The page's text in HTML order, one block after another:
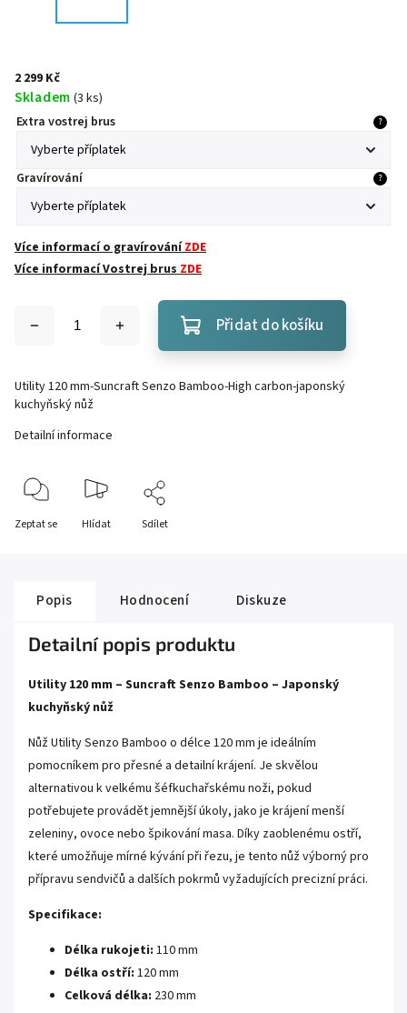
2 299 Kč
Skladem (3 ks)
Extra vostrej brus
?
Gravírování ?
Více informací o gravírováníZDE
Více informací Vostrej brusZDE
Přidat do košíku
Utility 120 mm-Suncraft Senzo Bamboo-High carbon-japonský
kuchyňský nůž
Detailní informace
Zeptat se Hlídat Sdílet
Popis Hodnocení Diskuze
Detailní popis produktu
Utility 120 mm – Suncraft Senzo Bamboo – Japonský
kuchyňský nůž
Nůž Utility Senzo Bamboo o délce 120 mm je ideálním
pomocníkem pro přesné a detailní krájení. Je skvělou
alternativou k velkému šéfkuchařskému noži, pokud
potřebujete provádět jemnější úkoly, jako je krájení menší
zeleniny, ovoce nebo špikování masa. Díky zaoblenému ostří,
které umožňuje mírné kývání při řezu, je tento nůž výborný pro
přípravu sendvičů a dalších pokrmů vyžadujících precizní práci.
Specifikace:
Délka rukojeti: 110 mm
Délka ostří: 120 mm
Celková délka: 230 mm